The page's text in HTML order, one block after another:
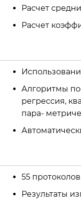
Расчет
Расчет
Алгоритмы
регрессия,
пара-
55
Результаты